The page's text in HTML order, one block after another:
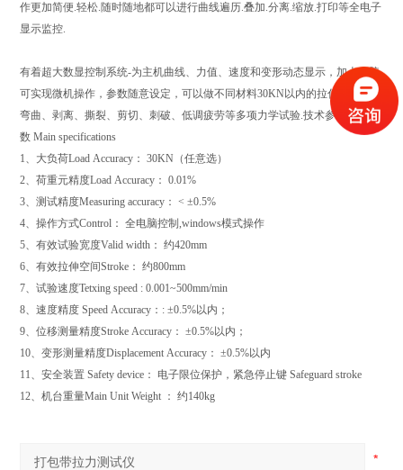
作更加简便.轻松.随时随地都可以进行曲线遍历.叠加.分离.缩放.打印等全电子
显示监控.
有着超大数显控制系统-为主机曲线、力值、速度和变形动态显示，加上电脑
可实现微机操作，参数随意设定，可以做不同材料30KN以内的拉伸、压缩、
弯曲、剥离、撕裂、剪切、刺破、低调疲劳等多项力学试验.技术参
数 Main specifications
1、大负荷Load Accuracy： 30KN（任意选）
2、荷重元精度Load Accuracy： 0.01%
3、测试精度Measuring accuracy： < ±0.5%
4、操作方式Control： 全电脑控制,windows模式操作
5、有效试验宽度Valid width： 约420mm
6、有效拉伸空间Stroke： 约800mm
7、试验速度Tetxing speed : 0.001~500mm/min
8、速度精度 Speed Accuracy：: ±0.5%以内；
9、位移测量精度Stroke Accuracy： ±0.5%以内；
10、变形测量精度Displacement Accuracy： ±0.5%以内
11、安全装置 Safety device： 电子限位保护，紧急停止键 Safeguard stroke
12、机台重量Main Unit Weight ： 约140kg